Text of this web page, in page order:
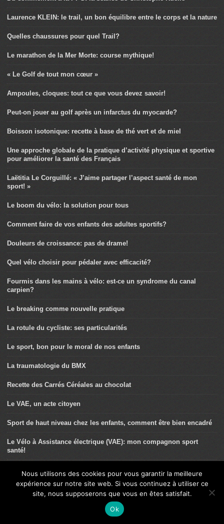
Laurence KLEIN: le trail, un bon équilibre entre le corps et la nature
Quelles chaussures pour quel Trail?
Le marathon de la Mer Morte: course mythique!
« Le Golf de tout mon cœur »
Ampoules, cloques: tout ce que vous devez savoir!
Peut-on jouer au golf après un infarctus du myocarde?
Boisson isotonique: recette à base de thé vert et de miel
Une approche globale de la pratique d’activité physique et sportive
pour améliorer la santé des Français
Laëtitia Le Corguillé: « J’aime partager l’aspect santé de mon
sport! »
Le boom du vélo: la solution pour tous
Comment faire de vos enfants des adultes sportifs?
Douleurs de croissance: pas de drame!
Quel vélo choisir pour pédaler avec efficacité?
Fourmis dans les mains à vélo: est-ce un syndrome du canal
carpien?
Le breaking comme nouvelle pratique
La rotule du cycliste: ses particularités
Le sport, bon pour le moral de nos enfants
La traumatologie du BMX
Recette des Carrés Céréales au chocolat
Le VAE, un acte citoyen
Sport de haut niveau chez les enfants, comment être bien encadré
Le Vélo à Assistance électrique (VAE): mon compagnon sport
santé!
Sport et innovations technologiques : une nouvelle alliance pour
lutter contre la sédentarité
Surpoids: le sport peut aider !
Nous utilisons des cookies pour vous garantir la meilleure
expérience sur notre site web. Si vous continuez à utiliser ce
site, nous supposerons que vous en êtes satisfait.
Ok